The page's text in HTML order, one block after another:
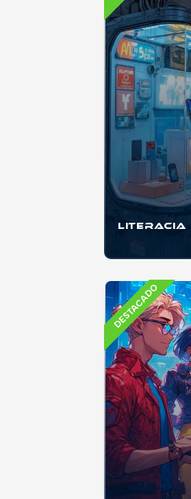
Literacia
Se já recebeste
presente, e...
DESTACADO